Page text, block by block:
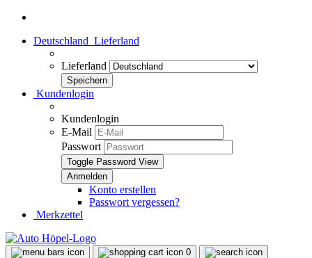
Deutschland Lieferland
Lieferland
Kundenlogin
Kundenlogin
E-Mail
Passwort
Toggle Password View
Konto erstellen
Passwort vergessen?
Merkzettel
0